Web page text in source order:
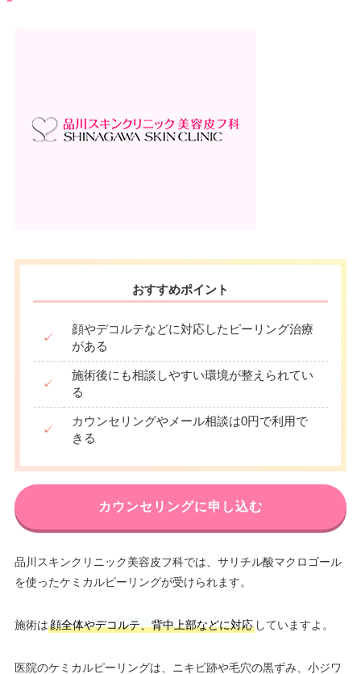
おすすめポイント
✓
顔やデコルテなどに対応したピーリング治療
がある
✓
施術後にも相談しやすい環境が整えられてい
る
✓
カウンセリングやメール相談は0円で利用で
きる
カウンセリングに申し込む
品川スキンクリニック美容皮フ科では、サリチル酸マクロゴール
を使ったケミカルピーリングが受けられます。
施術は顔全体やデコルテ、背中上部などに対応していますよ。
医院のケミカルピーリングは、ニキビ跡や毛穴の黒ずみ、小ジワ